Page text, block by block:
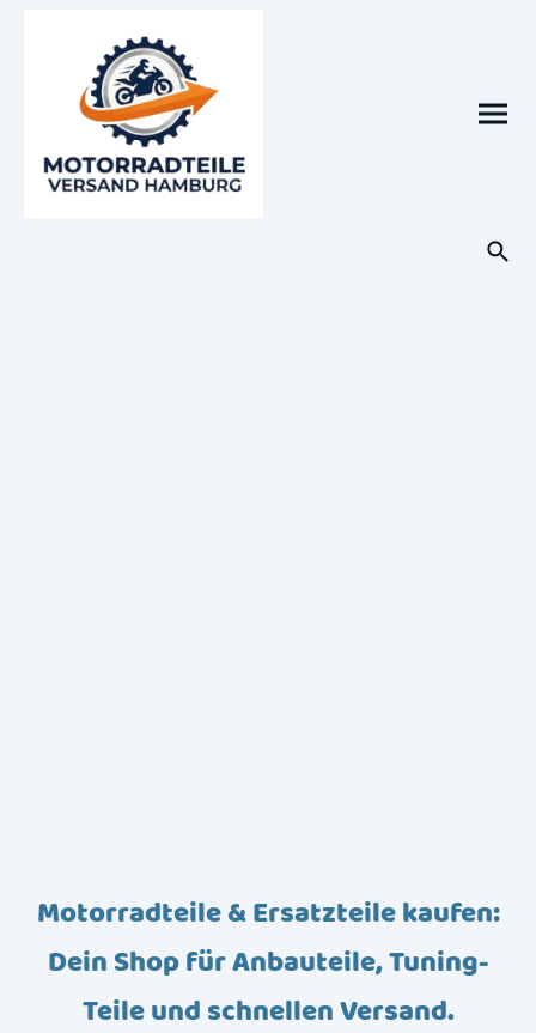
Motorradteile & Ersatzteile kaufen:
Dein Shop für Anbauteile, Tuning-
Teile und schnellen Versand.